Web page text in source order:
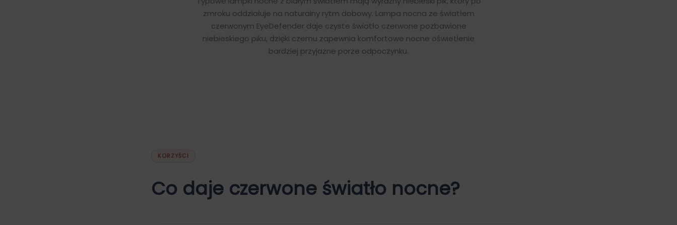
zmroku oddziałuje na naturalny rytm dobowy. Lampa nocna ze światłem
czerwonym EyeDefender daje czyste światło czerwone pozbawione
niebieskiego piku, dzięki czemu zapewnia komfortowe nocne oświetlenie
bardziej przyjazne porze odpoczynku.
KORZYŚCI
Co daje czerwone światło nocne?